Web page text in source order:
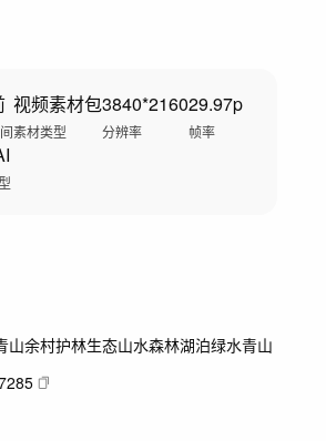
视频素材包
素材类型
3840*2160
分辨率
29.97p
帧率
山余村护林生态山水森林湖泊绿水青山